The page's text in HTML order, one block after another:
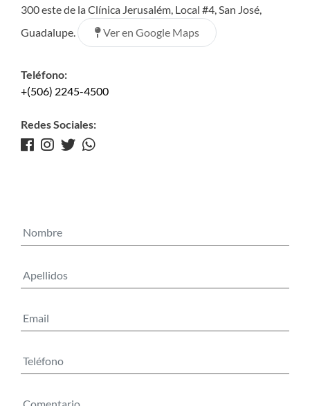
300 este de la Clínica Jerusalém, Local #4, San José,
Guadalupe.
Ver en Google Maps
Teléfono:
+(506) 2245-4500
Redes Sociales: